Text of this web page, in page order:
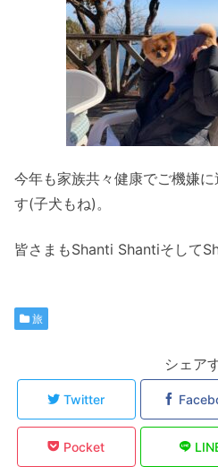
今年も家族共々健康でご機嫌
す(子犬もね)。
皆さまもShanti Shantiそして
旅
シェア
Twitter
Pocket